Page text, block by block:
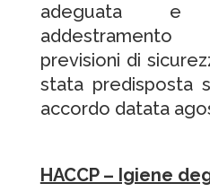
adeguata e
previsioni di
stata predisposta
accordo datata
HACCP – Igiene